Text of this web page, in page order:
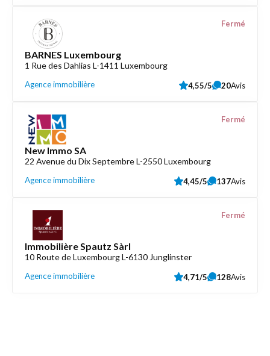
BARNES Luxembourg
1 Rue des Dahlias L-1411 Luxembourg
Agence immobilière
Fermé
4,55/5 20Avis
New Immo SA
22 Avenue du Dix Septembre L-2550 Luxembourg
Agence immobilière
Fermé
4,45/5 137Avis
Immobilière Spautz Sàrl
10 Route de Luxembourg L-6130 Junglinster
Agence immobilière
Fermé
4,71/5 128Avis